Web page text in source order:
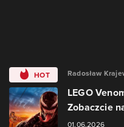
HOT Radosław
LEGO
Zobaczcie
01.06.2026